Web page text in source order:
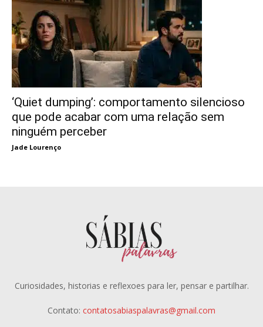
‘Quiet dumping’: comportamento silencioso
que pode acabar com uma relação sem
ninguém perceber
Jade Lourenço
Curiosidades, historias e reflexoes para ler, pensar e partilhar.
Contato: contatosabiaspalavras@gmail.com